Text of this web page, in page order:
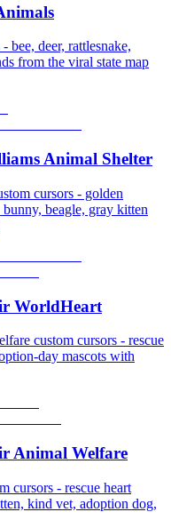
bee, deer, rattlesnake,
from the viral state map
Animal Shelter
cursors - golden
beagle, gray kitten
WorldHeart
custom cursors - rescue
day mascots with
Animal Welfare
cursors - rescue heart
kind vet, adoption dog,